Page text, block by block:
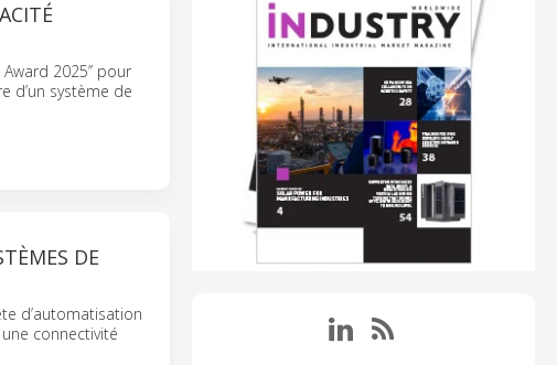
2025’’ pour
d’un système de
DE
d’automatisation
connectivité